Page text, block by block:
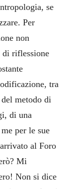
se
Per
non
di riflessione
tra
metodo di
di una
per le sue
al Foro
Mi
Non si dice